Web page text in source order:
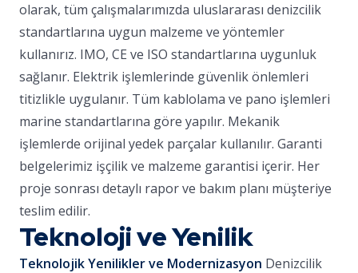
olarak, tüm çalışmalarımızda uluslararası denizcilik
standartlarına uygun malzeme ve yöntemler
kullanırız. IMO, CE ve ISO standartlarına uygunluk
sağlanır. Elektrik işlemlerinde güvenlik önlemleri
titizlikle uygulanır. Tüm kablolama ve pano işlemleri
marine standartlarına göre yapılır. Mekanik
işlemlerde orijinal yedek parçalar kullanılır. Garanti
belgelerimiz işçilik ve malzeme garantisi içerir. Her
proje sonrası detaylı rapor ve bakım planı müşteriye
teslim edilir.
Teknoloji ve Yenilik
Teknolojik Yenilikler ve Modernizasyon Denizcilik